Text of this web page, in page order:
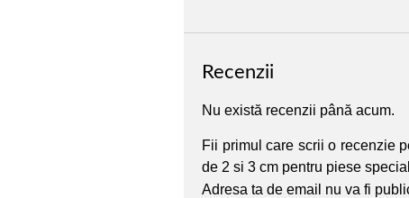
Recenzii
Nu există recenzii până acum.
Fii primul care scrii o recenzie
de 2 si 3 cm pentru piese
Adresa ta de email nu va fi